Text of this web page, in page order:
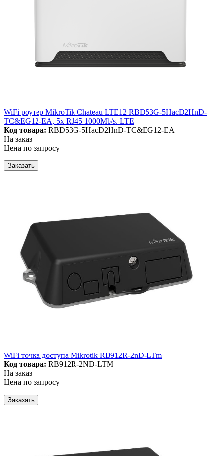
WiFi роутер MikroTik Chateau LTE12 RBD53G-5HacD2HnD-
TC&EG12-EA, 5x RJ45 1000Mb/s. LTE
Код товара: RBD53G-5HacD2HnD-TC&EG12-EA
На заказ
Цена по запросу
Заказать
WiFi точка доступа Mikrotik RB912R-2nD-LTm
Код товара: RB912R-2ND-LTM
На заказ
Цена по запросу
Заказать